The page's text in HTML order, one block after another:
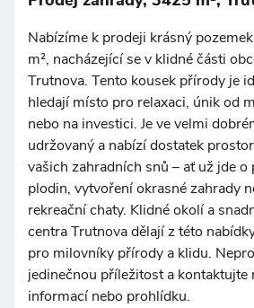
Nabízíme k prodeji krásný
m², nacházející se v klidné části
Trutnova. Tento kousek přírody je
hledají místo pro relaxaci, únik od
nebo na investici. Je ve velmi
udržovaný a nabízí dostatek
vašich zahradních snů – ať už jde
plodin, vytvoření okrasné zahrady
rekreační chaty. Klidné okolí a
centra Trutnova dělají z této
pro milovníky přírody a klidu.
jedinečnou příležitost a kontaktujte
informací nebo prohlídku.